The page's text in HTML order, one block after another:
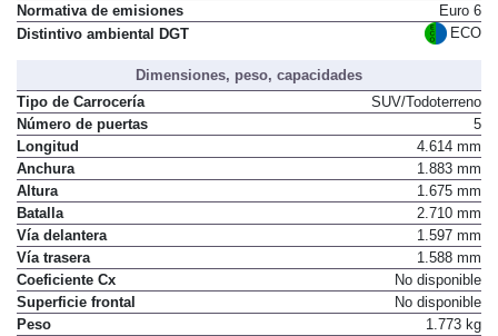
Normativa de emisiones
Euro 6
Distintivo ambiental DGT
ECO
Dimensiones, peso, capacidades
Tipo de Carrocería
SUV/Todoterreno
Número de puertas
5
Longitud
4.614 mm
Anchura
1.883 mm
Altura
1.675 mm
Batalla
2.710 mm
Vía delantera
1.597 mm
Vía trasera
1.588 mm
Coeficiente Cx
No disponible
Superficie frontal
No disponible
Peso
1.773 kg